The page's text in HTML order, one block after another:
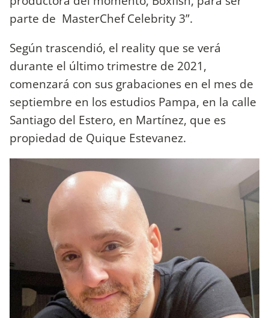
parte de MasterChef Celebrity 3”.
Según trascendió, el reality que se verá
durante el último trimestre de 2021,
comenzará con sus grabaciones en el mes de
septiembre en los estudios Pampa, en la calle
Santiago del Estero, en Martínez, que es
propiedad de Quique Estevanez.